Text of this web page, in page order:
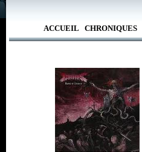
ACCUEIL CHRONIQUES